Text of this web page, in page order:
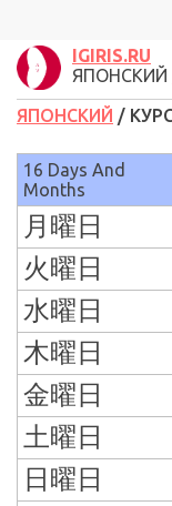
IGIRIS.RU
ЯПОНСКИЙ
ЯПОНСКИЙ /
16 Days And
Months
月曜日
火曜日
水曜日
木曜日
金曜日
土曜日
日曜日